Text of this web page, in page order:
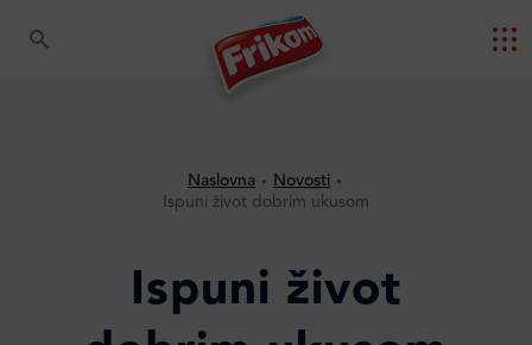
Naslovna
Novosti
Ispuni život dobrim ukusom
Ispuni život